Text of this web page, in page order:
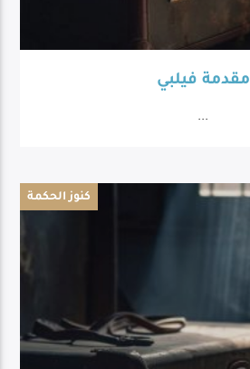
مقدمة فيلبي
...
كنوز الحكمة